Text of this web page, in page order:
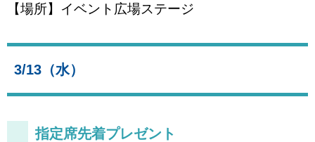
【場所】イベント広場ステージ
3/13（水）
指定席先着プレゼント